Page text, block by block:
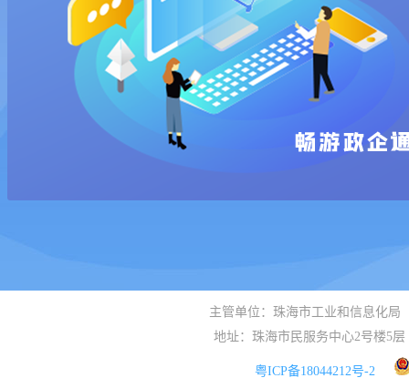
主管单位：珠海市工业和信息化局
地址：珠海市民服务中心2号楼5层
粤ICP备18044212号-2